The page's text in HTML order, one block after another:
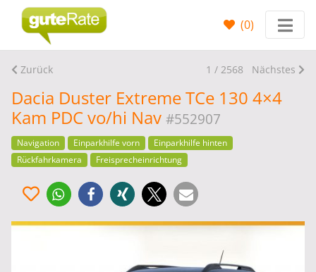
(0)
Zurück 1 / 2568 Nächstes
Dacia Duster Extreme TCe 130 4×4
Kam PDC vo/hi Nav #552907
Navigation Einparkhilfe vorn
Einparkhilfe hinten
Rückfahrkamera
Freisprecheinrichtung